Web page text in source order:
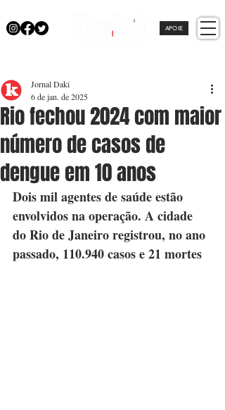
APOIE
Rio fechou 2024 com maior
número de casos de
dengue em 10 anos
Jornal Daki
6 de jan. de 2025
Dois mil agentes de saúde estão
envolvidos na operação. A cidade
do Rio de Janeiro registrou, no ano
passado, 110.940 casos e 21 mortes